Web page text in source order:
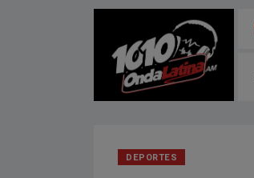
DEPORTES